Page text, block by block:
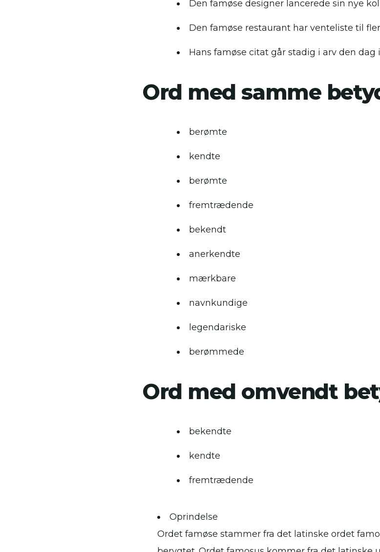
Den famøse designer lancerede sin nye
Den famøse restaurant har venteliste til
Hans famøse citat går stadig i arv den dag
Ord med samme
berømte
kendte
berømte
fremtrædende
bekendt
anerkendte
mærkbare
navnkundige
legendariske
berømmede
Ord med omvendt
bekendte
kendte
fremtrædende
Oprindelse
Ordet famøse stammer fra det latinske ordet